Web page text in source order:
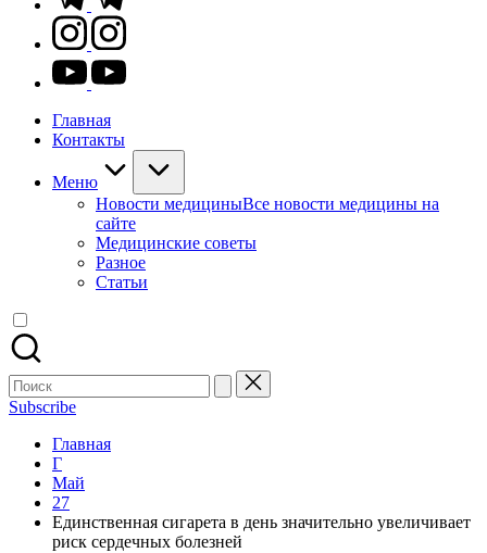
instagram.com
youtube.com
Главная
Контакты
Меню
Новости медициныВсе новости медицины на
сайте
Медицинские советы
Разное
Статьи
Поиск
для:
Subscribe
Главная
Г
Май
27
Единственная сигарета в день значительно увеличивает
риск сердечных болезней